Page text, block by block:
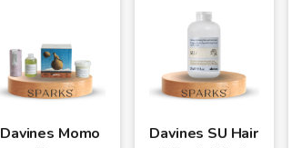
Davines Momo
Davines SU Hair